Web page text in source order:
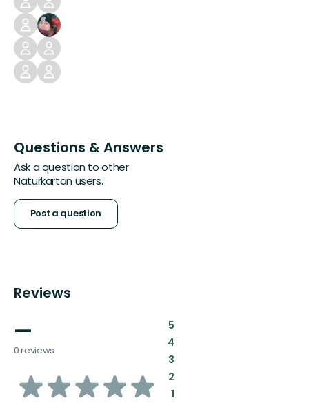
Questions & Answers
Ask a question to other
Naturkartan users.
Post a question
Reviews
—
0 reviews
of
5:
4:
3:
2:
1: